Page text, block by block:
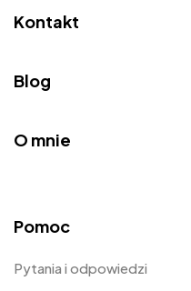
Kontakt
Blog
O mnie
Pomoc
Pytania i odpowiedzi